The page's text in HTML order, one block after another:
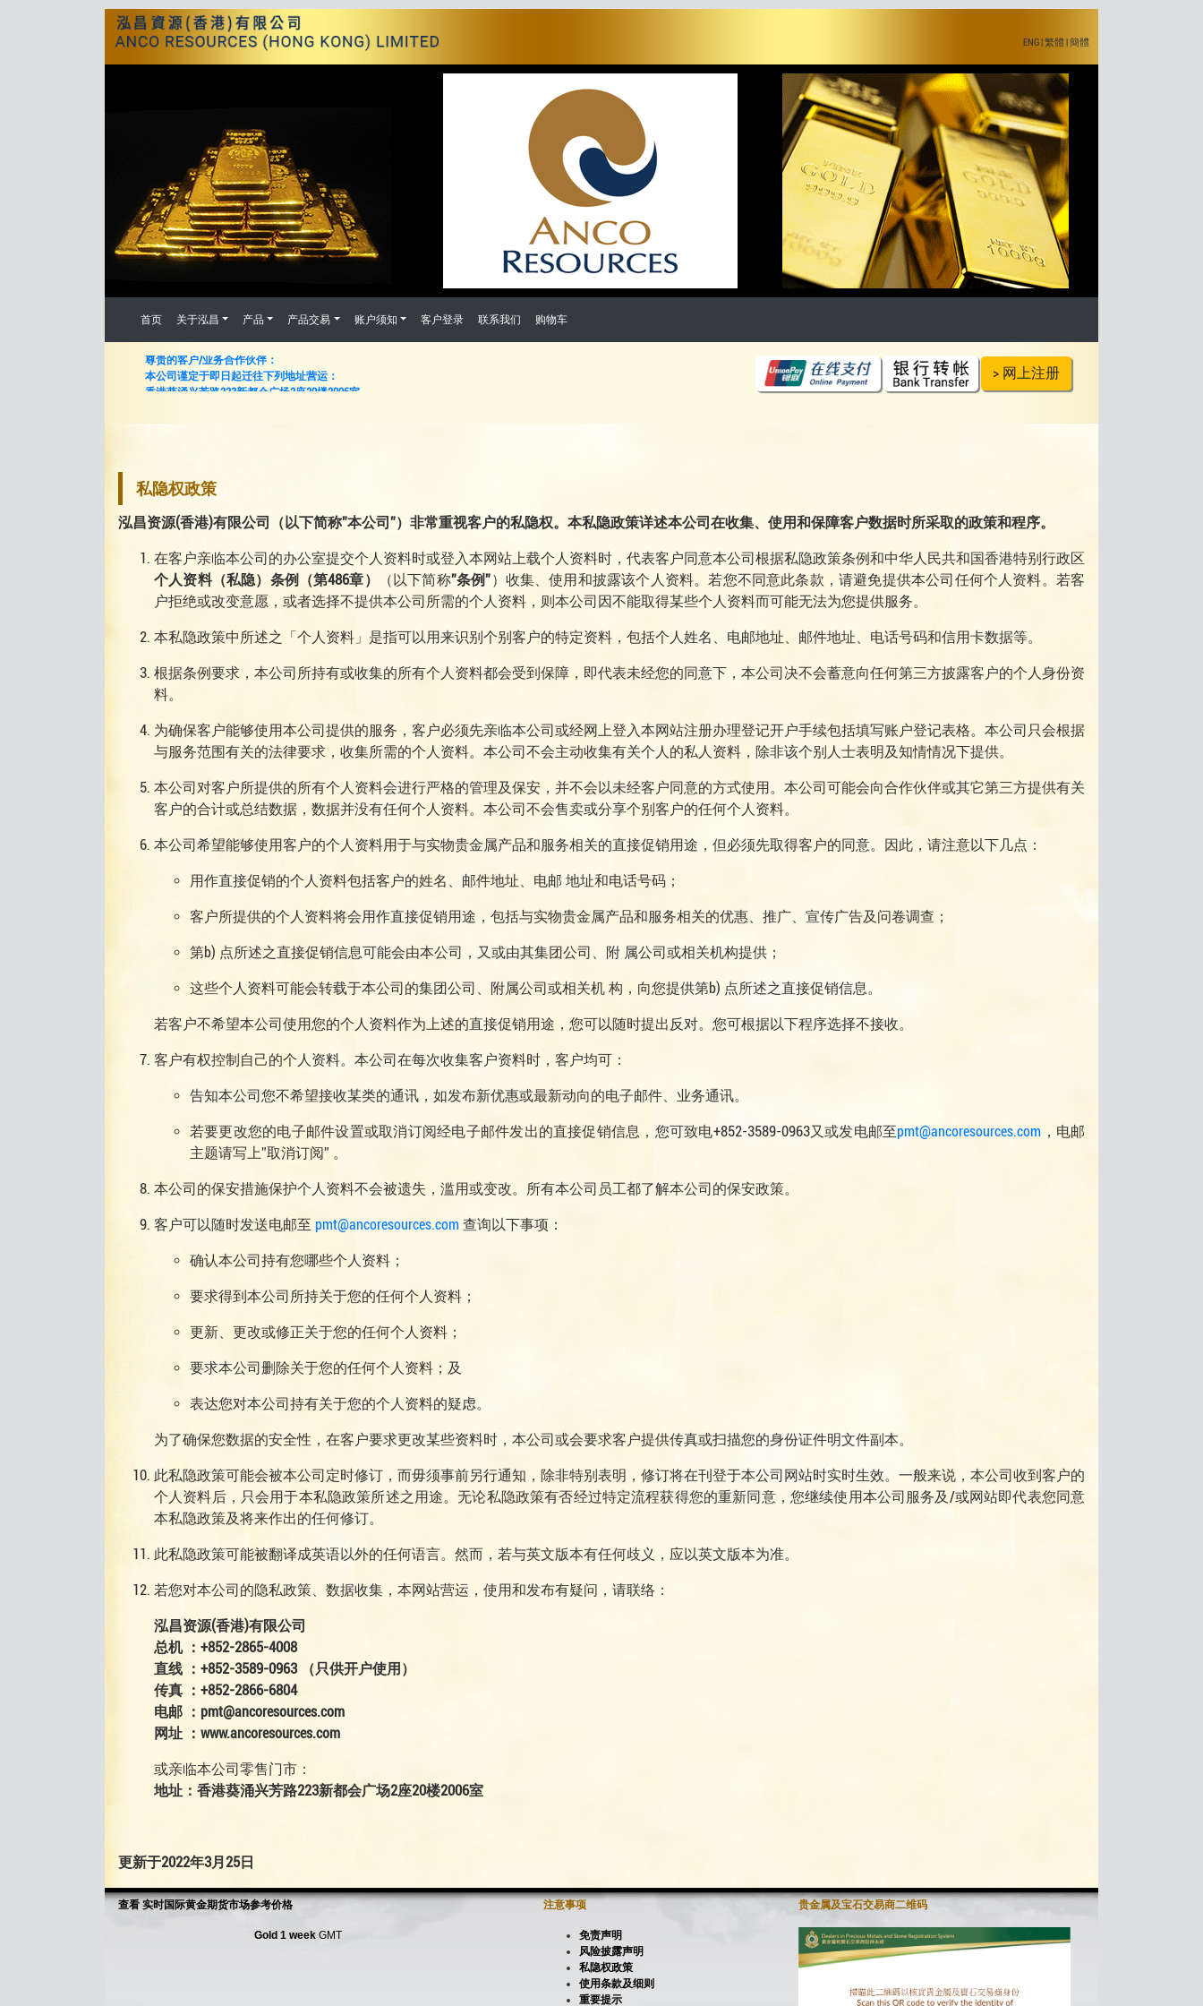
ENG|繁體 |簡體
首页 关于泓昌 产品 产品交易 账户须知 客户登录 联系我们 购物车
搬迁公告
尊贵的客户/业务合作伙伴：
本公司谨定于即日起迁往下列地址营运：
香港葵涌兴芳路223新都会广场2座20楼2006室
所有电话和传真号码以及电子邮件地址均保持不变。
> 网上注册
私隐权政策
泓昌资源(香港)有限公司（以下简称”本公司”）非常重视客户的私隐权。本私隐政策详述本公司在收集、使用和保障客户数据时所采取的政策和程序。
在客户亲临本公司的办公室提交个人资料时或登入本网站上载个人资料时，代表客户同意本公司根据私隐政策条例和中华人民共和国香港特别行政区
个人资料（私隐）条例（第486章）
（以下简称”条例”）收集、使用和披露该个人资料。若您不同意此条款，请避免提供本公司任何个人资料。若客
户拒绝或改变意愿，或者选择不提供本公司所需的个人资料，则本公司因不能取得某些个人资料而可能无法为您提供服务。
本私隐政策中所述之「个人资料」是指可以用来识别个别客户的特定资料，包括个人姓名、电邮地址、邮件地址、电话号码和信用卡数据等。
根据条例要求，本公司所持有或收集的所有个人资料都会受到保障，即代表未经您的同意下，本公司决不会蓄意向任何第三方披露客户的个人身份资
料。
为确保客户能够使用本公司提供的服务，客户必须先亲临本公司或经网上登入本网站注册办理登记开户手续包括填写账户登记表格。本公司只会根据
与服务范围有关的法律要求，收集所需的个人资料。本公司不会主动收集有关个人的私人资料，除非该个别人士表明及知情情况下提供。
本公司对客户所提供的所有个人资料会进行严格的管理及保安，并不会以未经客户同意的方式使用。本公司可能会向合作伙伴或其它第三方提供有关
客户的合计或总结数据，数据并没有任何个人资料。本公司不会售卖或分享个别客户的任何个人资料。
本公司希望能够使用客户的个人资料用于与实物贵金属产品和服务相关的直接促销用途，但必须先取得客户的同意。因此，请注意以下几点：
用作直接促销的个人资料包括客户的姓名、邮件地址、电邮 地址和电话号码；
客户所提供的个人资料将会用作直接促销用途，包括与实物贵金属产品和服务相关的优惠、推广、宣传广告及问卷调查；
第b) 点所述之直接促销信息可能会由本公司，又或由其集团公司、附 属公司或相关机构提供；
这些个人资料可能会转载于本公司的集团公司、附属公司或相关机 构，向您提供第b) 点所述之直接促销信息。
若客户不希望本公司使用您的个人资料作为上述的直接促销用途，您可以随时提出反对。您可根据以下程序选择不接收。
客户有权控制自己的个人资料。本公司在每次收集客户资料时，客户均可：
告知本公司您不希望接收某类的通讯，如发布新优惠或最新动向的电子邮件、业务通讯。
若要更改您的电子邮件设置或取消订阅经电子邮件发出的直接促销信息，您可致电+852-3589-0963又或发电邮至pmt@ancoresources.com ，电邮
主题请写上”取消订阅” 。
本公司的保安措施保护个人资料不会被遗失，滥用或变改。所有本公司员工都了解本公司的保安政策。
客户可以随时发送电邮至 pmt@ancoresources.com 查询以下事项：
确认本公司持有您哪些个人资料；
要求得到本公司所持关于您的任何个人资料；
更新、更改或修正关于您的任何个人资料；
要求本公司删除关于您的任何个人资料；及
表达您对本公司持有关于您的个人资料的疑虑。
为了确保您数据的安全性，在客户要求更改某些资料时，本公司或会要求客户提供传真或扫描您的身份证件明文件副本。
此私隐政策可能会被本公司定时修订，而毋须事前另行通知，除非特别表明，修订将在刊登于本公司网站时实时生效。一般来说，本公司收到客户的
个人资料后，只会用于本私隐政策所述之用途。无论私隐政策有否经过特定流程获得您的重新同意，您继续使用本公司服务及/或网站即代表您同意
本私隐政策及将来作出的任何修订。
此私隐政策可能被翻译成英语以外的任何语言。然而，若与英文版本有任何歧义，应以英文版本为准。
若您对本公司的隐私政策、数据收集，本网站营运，使用和发布有疑问，请联络：
泓昌资源(香港)有限公司
总机 ：+852-2865-4008
直线 ：+852-3589-0963 （只供开户使用）
传真 ：+852-2866-6804
电邮 ：pmt@ancoresources.com
网址 ：www.ancoresources.com
或亲临本公司零售门市：
地址：香港葵涌兴芳路223新都会广场2座20楼2006室
更新于2022年3月25日
查看 实时国际黄金期货市场参考价格
Gold 1 week GMT
注意事项
免责声明
风险披露声明
私隐权政策
使用条款及细则
重要提示
贵金属及宝石交易商二维码